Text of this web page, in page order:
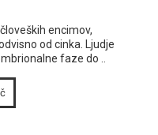
encimov,
od cinka. Ljudje
faze do ..